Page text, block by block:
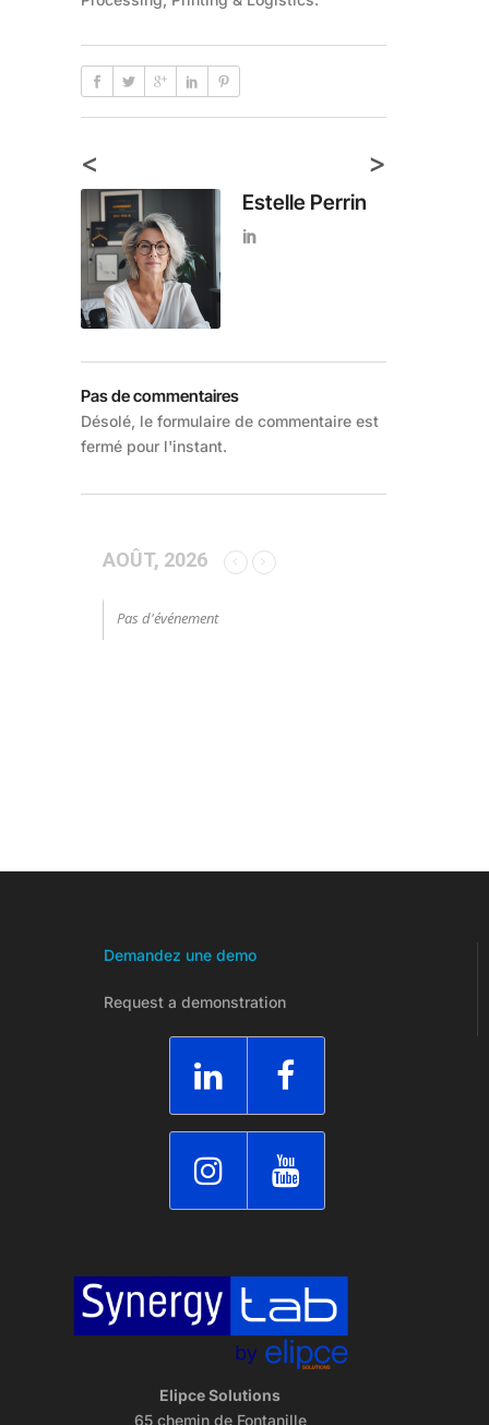
< >
Estelle Perrin
Pas de commentaires
Désolé, le formulaire de commentaire est
fermé pour l'instant.
AOÛT, 2026
Pas d'événement
Demandez une demo
Request a demonstration
Elipce Solutions
65 chemin de Fontanille